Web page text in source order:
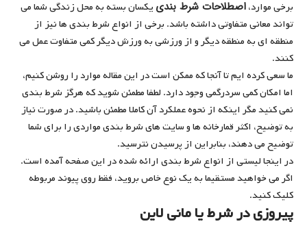
برخی موارد،اصطلاحات شرط بندی یکسان بسته به محل زندگی شما می
تواند معانی متفاوتی داشته باشد. برخی از انواع شرط بندی ها نیز از
منطقه ای به منطقه دیگر و از ورزشی به ورزش دیگر کمی متفاوت عمل می
کنند.
ما سعی کرده ایم تا آنجا که ممکن است در این مقاله موارد را روشن کنیم،
اما امکان کمی سردرگمی وجود دارد. لطفا مطمئن شوید که هرگز شرط بندی
نمی کنید مگر اینکه از نحوه عملکرد آن کاملا مطمئن باشید. در صورت نیاز
به توضیح، اکثر قمارخانه ها و سایت های شرط بندی مواردی را برای شما
توضیح می دهند، بنابراین از پرسیدن نترسید.
در اینجا لیستی از انواع شرط بندی ارائه شده در این صفحه آمده است.
اگر می خواهید مستقیما به یک نوع خاص بروید، فقط روی پیوند مربوطه
کلیک کنید.
پیروزی در شرط یا مانی لاین